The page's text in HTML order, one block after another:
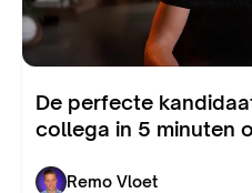
De perfecte
collega in 5 minuten
Remo Vloet